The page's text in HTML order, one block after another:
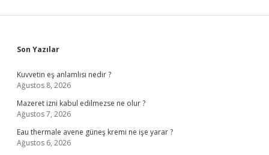
Sidebar
Son Yazılar
Kuvvetin eş anlamlısı nedir ?
Ağustos 8, 2026
Mazeret izni kabul edilmezse ne olur ?
Ağustos 7, 2026
Eau thermale avene güneş kremi ne işe yarar ?
Ağustos 6, 2026